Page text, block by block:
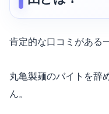
肯定的な口コミがある
丸亀製麺のバイトを辞
ん。